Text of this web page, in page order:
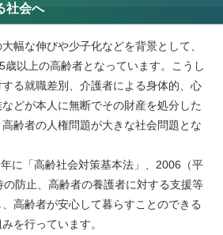
社会へ
幅な伸びや少子化などを背景として、
歳以上の高齢者となっています。こうし
る就職差別、介護者による身体的、心
どが本人に無断でその財産を処分した
齢者の人権問題が大きな社会問題とな
に「高齢社会対策基本法」、2006（平
防止、高齢者の養護者に対する支援等
高齢者が安心して暮らすことのできる
を行っています。